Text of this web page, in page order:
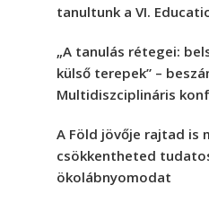
tanultunk a VI.
„A tanulás rétegei:
külső terepek” –
Multidiszciplináris
A Föld jövője rajtad is
csökkentheted
ökolábnyomodat